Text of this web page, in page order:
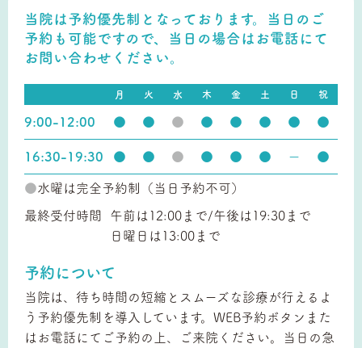
当院は予約優先制となっております。当日のご
予約も可能ですので、
当日の場合はお電話にて
お問い合わせください。
月 火 水 木 金 土 日 祝
9:00-12:00 ● ● ● ● ● ● ● ●
16:30-19:30 ● ● ● ● ● ● ー ●
●水曜は完全予約制（当日予約不可）
最終受付時間
午前は12:00まで/午後は19:30まで
日曜日は13:00まで
予約について
当院は、待ち時間の短縮とスムーズな診療が行えるよ
う予約優先制を導入しています。WEB予約ボタンまた
はお電話にてご予約の上、ご来院ください。当日の急